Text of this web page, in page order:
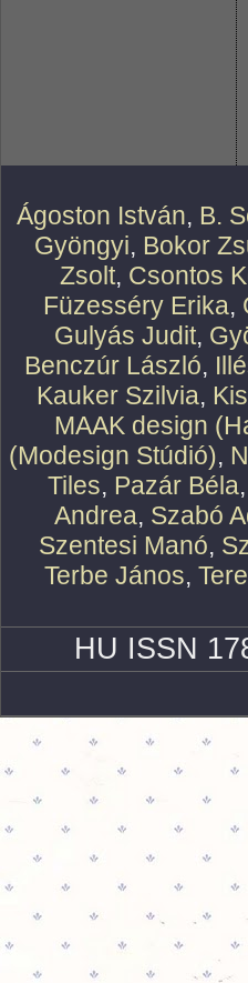
Ágoston István, B.
Gyöngyi, Bokor
Zsolt, Csontos
Füzesséry Erika,
Gulyás Judit,
Benczúr László,
Kauker Szilvia,
MAAK design
(Modesign Stúdió),
Tiles, Pazár Béla,
Andrea, Szabó
Szentesi Manó,
Terbe János,
HU ISSN